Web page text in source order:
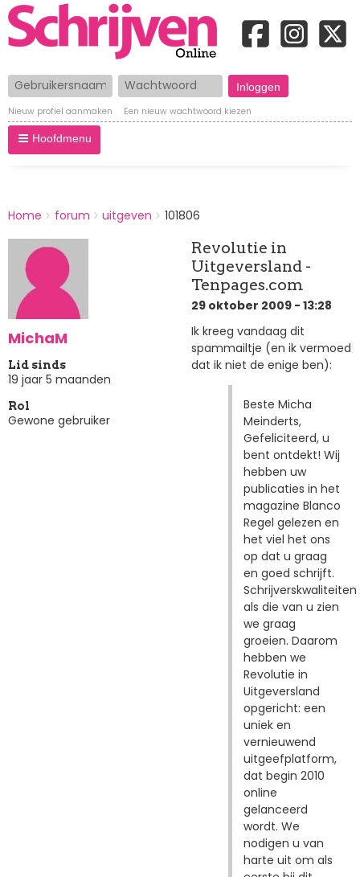
Gebruikersnaam Wachtwoord
Nieuw profiel aanmaken Een nieuw wachtwoord kiezen
Hoofdmenu
BREADCRUMBS
You
here:
Home forum uitgeven 101806
MichaM
Lid sinds
19 jaar 5 maanden
Rol
Gewone gebruiker
Revolutie in
Uitgeversland -
Tenpages.com
29 oktober 2009 - 13:28
Ik kreeg vandaag dit
spammailtje (en ik vermoed
dat ik niet de enige ben):
Beste Micha
Meinderts,
Gefeliciteerd, u
bent ontdekt! Wij
hebben uw
publicaties in het
magazine Blanco
Regel gelezen en
het viel het ons
op dat u graag
en goed schrijft.
Schrijverskwaliteiten
als die van u zien
we graag
groeien. Daarom
hebben we
Revolutie in
Uitgeversland
opgericht: een
uniek en
vernieuwend
uitgeefplatform,
dat begin 2010
online
gelanceerd
wordt. We
nodigen u van
harte uit om als